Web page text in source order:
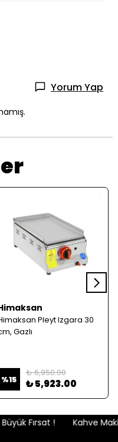
Yorum Yap
Pleyt Izgara 30
Gazlı
%15
₺ 6,950.00
₺ 5,923.00
Fırsat ! Kahve